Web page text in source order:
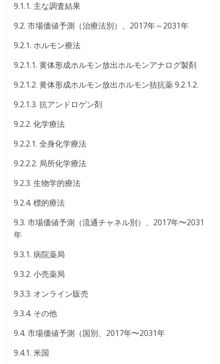
9.1.1. 主な調査結果
9.2. 市場価値予測（治療法別）、2017年～2031年
9.2.1. ホルモン療法
9.2.1.1. 黄体形成ホルモン放出ホルモンアナログ製剤
9.2.1.2. 黄体形成ホルモン放出ホルモン拮抗薬 9.2.1.2.
9.2.1.3. 抗アンドロゲン剤
9.2.2. 化学療法
9.2.2.1. 全身化学療法
9.2.2.2. 局所化学療法
9.2.3. 生物学的療法
9.2.4. 標的療法
9.3. 市場価値予測（流通チャネル別）、2017年〜2031
年
9.3.1. 病院薬局
9.3.2. 小売薬局
9.3.3. オンライン販売
9.3.4. その他
9.4. 市場価値予測（国別、2017年〜2031年
9.4.1. 米国